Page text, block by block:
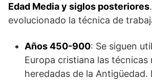
Edad Media y siglos posteriores
evolucionado la técnica de
Años 450-900: Se siguen
Europa cristiana las técnicas
heredadas de la Antigüedad.